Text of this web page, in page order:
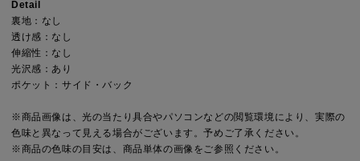
Detail
裏地：なし
透け感：なし
伸縮性：なし
光沢感：あり
ポケット：サイド・バック
※商品画像は、光の当たり具合やパソコンなどの閲覧環境により、実際の
色味と異なって見える場合がございます。予めご了承ください。
※商品の色味の目安は、商品単体の画像をご参照ください。